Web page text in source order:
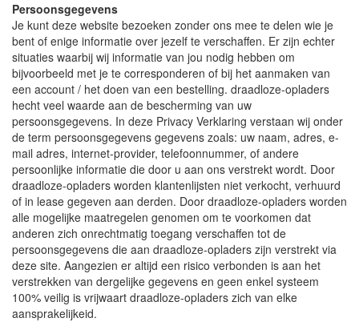
Persoonsgegevens
Je kunt deze website bezoeken zonder ons mee te delen wie je
bent of enige informatie over jezelf te verschaffen. Er zijn echter
situaties waarbij wij informatie van jou nodig hebben om
bijvoorbeeld met je te corresponderen of bij het aanmaken van
een account / het doen van een bestelling. draadloze-opladers
hecht veel waarde aan de bescherming van uw
persoonsgegevens. In deze Privacy Verklaring verstaan wij onder
de term persoonsgegevens gegevens zoals: uw naam, adres, e-
mail adres, internet-provider, telefoonnummer, of andere
persoonlijke informatie die door u aan ons verstrekt wordt. Door
draadloze-opladers worden klantenlijsten niet verkocht, verhuurd
of in lease gegeven aan derden. Door draadloze-opladers worden
alle mogelijke maatregelen genomen om te voorkomen dat
anderen zich onrechtmatig toegang verschaffen tot de
persoonsgegevens die aan draadloze-opladers zijn verstrekt via
deze site. Aangezien er altijd een risico verbonden is aan het
verstrekken van dergelijke gegevens en geen enkel systeem
100% veilig is vrijwaart draadloze-opladers zich van elke
aansprakelijkeid.